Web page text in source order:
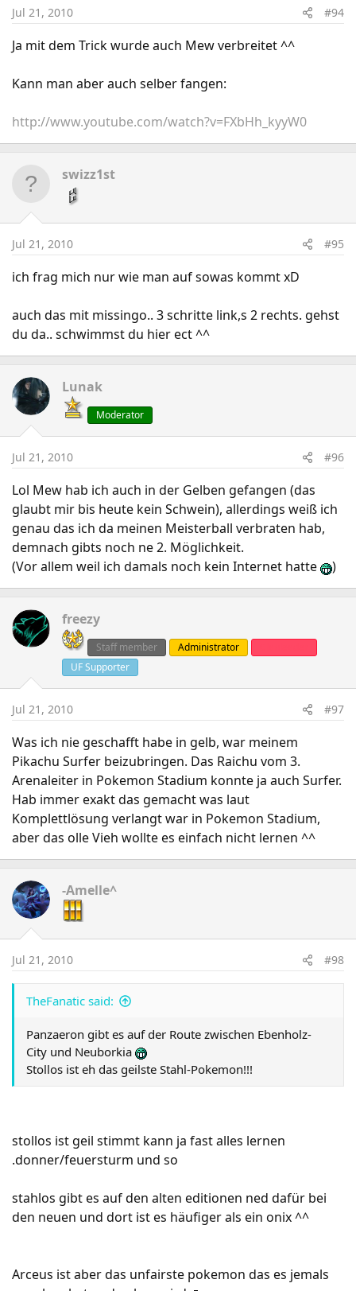
Jul 21, 2010 #94
Ja mit dem Trick wurde auch Mew verbreitet ^^
Kann man aber auch selber fangen:
http://www.youtube.com/watch?v=FXbHh_kyyW0
swizz1st
Jul 21, 2010 #95
ich frag mich nur wie man auf sowas kommt xD
auch das mit missingo.. 3 schritte link,s 2 rechts. gehst
du da.. schwimmst du hier ect ^^
Lunak
Moderator
Jul 21, 2010 #96
Lol Mew hab ich auch in der Gelben gefangen (das
glaubt mir bis heute kein Schwein), allerdings weiß ich
genau das ich da meinen Meisterball verbraten hab,
demnach gibts noch ne 2. Möglichkeit.
(Vor allem weil ich damals noch kein Internet hatte
)
freezy
Staff member Administrator
UF Supporter
Jul 21, 2010 #97
Was ich nie geschafft habe in gelb, war meinem
Pikachu Surfer beizubringen. Das Raichu vom 3.
Arenaleiter in Pokemon Stadium konnte ja auch Surfer.
Hab immer exakt das gemacht was laut
Komplettlösung verlangt war in Pokemon Stadium,
aber das olle Vieh wollte es einfach nicht lernen ^^
-Amelle^
Jul 21, 2010 #98
TheFanatic said:
Panzaeron gibt es auf der Route zwischen Ebenholz-
City und Neuborkia
Stollos ist eh das geilste Stahl-Pokemon!!!
stollos ist geil stimmt kann ja fast alles lernen
.donner/feuersturm und so
stahlos gibt es auf den alten editionen ned dafür bei
den neuen und dort ist es häufiger als ein onix ^^
Arceus ist aber das unfairste pokemon das es jemals